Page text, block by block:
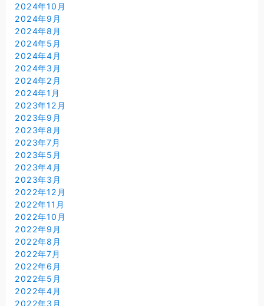
2024年10月
2024年9月
2024年8月
2024年5月
2024年4月
2024年3月
2024年2月
2024年1月
2023年12月
2023年9月
2023年8月
2023年7月
2023年5月
2023年4月
2023年3月
2022年12月
2022年11月
2022年10月
2022年9月
2022年8月
2022年7月
2022年6月
2022年5月
2022年4月
2022年3月